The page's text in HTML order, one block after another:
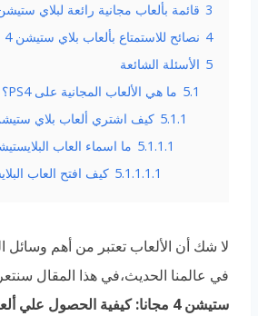
3 قائمة بألعاب مجانية رائعة لبلاي ستيشن
4 نصائح للاستمتاع بألعاب بلاي ستيشن 4 المجانية:
5 الأسئلة الشائعة
5.1 ما هي الألعاب المجانية على PS4؟
5.1.1 كيف اشتري ألعاب بلاي ستيشن 4 اون
5.1.1.1 ما اسماء العاب
5.1.1.1.1 كيف افتح العاب
لا شك أن الألعاب تعتبر من أهم وسائل
في عالمنا الحديث،في هذا المقال
ستيشن 4 مجانا: كيفية الحصول علي ألعاب مجانية